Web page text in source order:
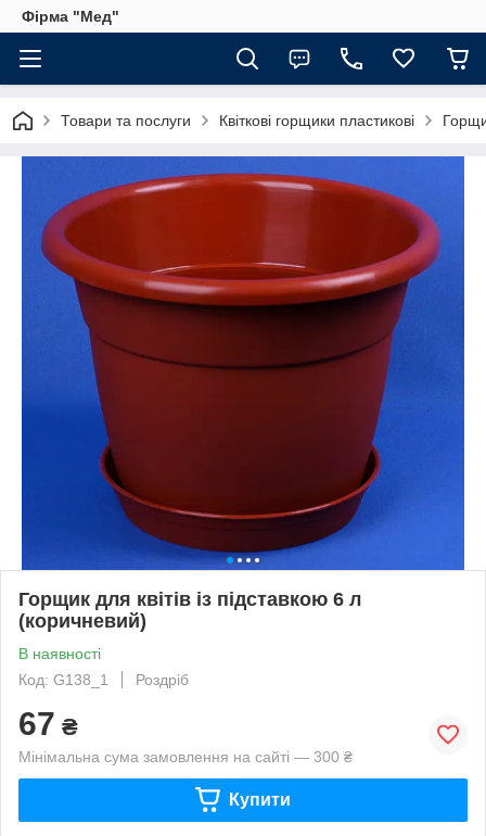
Фірма "Мед"
Товари та послуги Квіткові горщики пластикові
Горщик для квітів із підставкою 6 л
(коричневий)
В наявності
Код: G138_1
Роздріб
67 ₴
Мінімальна сума замовлення на сайті — 300 ₴
Купити